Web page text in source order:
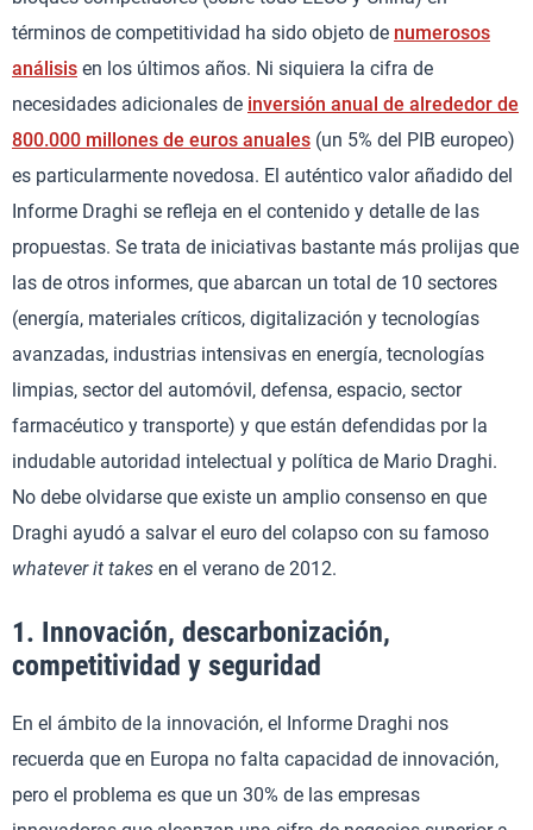
términos de competitividad ha sido objeto de numerosos
análisis en los últimos años. Ni siquiera la cifra de
necesidades adicionales de inversión anual de alrededor de
800.000 millones de euros anuales (un 5% del PIB europeo)
es particularmente novedosa. El auténtico valor añadido del
Informe Draghi se refleja en el contenido y detalle de las
propuestas. Se trata de iniciativas bastante más prolijas que
las de otros informes, que abarcan un total de 10 sectores
(energía, materiales críticos, digitalización y tecnologías
avanzadas, industrias intensivas en energía, tecnologías
limpias, sector del automóvil, defensa, espacio, sector
farmacéutico y transporte) y que están defendidas por la
indudable autoridad intelectual y política de Mario Draghi.
No debe olvidarse que existe un amplio consenso en que
Draghi ayudó a salvar el euro del colapso con su famoso
whatever it takes en el verano de 2012.
1. Innovación, descarbonización,
competitividad y seguridad
En el ámbito de la innovación, el Informe Draghi nos
recuerda que en Europa no falta capacidad de innovación,
pero el problema es que un 30% de las empresas